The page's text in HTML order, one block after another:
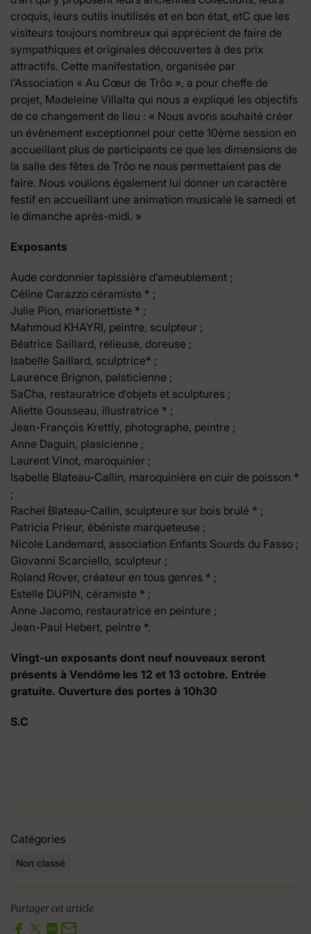
croquis, leurs outils inutilisés et en bon état, etC que les
visiteurs toujours nombreux qui apprécient de faire de
sympathiques et originales découvertes à des prix
attractifs. Cette manifestation, organisée par
l’Association « Au Cœur de Trôo », a pour cheffe de
projet, Madeleine Villalta qui nous a expliqué les objectifs
de ce changement de lieu : « Nous avons souhaité créer
un évènement exceptionnel pour cette 10ème session en
accueillant plus de participants ce que les dimensions de
la salle des fêtes de Trôo ne nous permettaient pas de
faire. Nous voulions également lui donner un caractère
festif en accueillant une animation musicale le samedi et
le dimanche après-midi. »
Exposants
Aude cordonnier tapissière d’ameublement ;
Céline Carazzo céramiste * ;
Julie Pion, marionettiste * ;
Mahmoud KHAYRI, peintre, sculpteur ;
Béatrice Saillard, relieuse, doreuse ;
Isabelle Saillard, sculptrice* ;
Laurence Brignon, palsticienne ;
SaCha, restauratrice d’objets et sculptures ;
Aliette Gousseau, illustratrice * ;
Jean-François Krettly, photographe, peintre ;
Anne Daguin, plasicienne ;
Laurent Vinot, maroquinier ;
Isabelle Blateau-Callin, maroquinière en cuir de poisson *
;
Rachel Blateau-Callin, sculpteure sur bois brulé * ;
Patricia Prieur, ébéniste marqueteuse ;
Nicole Landemard, association Enfants Sourds du Fasso ;
Giovanni Scarciello, sculpteur ;
Roland Rover, créateur en tous genres * ;
Estelle DUPIN, céramiste * ;
Anne Jacomo, restauratrice en peinture ;
Jean-Paul Hebert, peintre *.
Vingt-un exposants dont neuf nouveaux seront
présents à Vendôme les 12 et 13 octobre. Entrée
gratuite. Ouverture des portes à 10h30
S.C
Catégories
Non classé
Partager cet article